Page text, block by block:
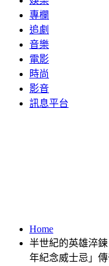
專欄
追劇
音樂
電影
時尚
影音
訊息平台
Home
半世紀的英雄淬
年紀念威士忌」